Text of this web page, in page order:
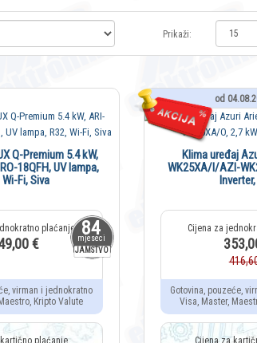
Prikaži:
84
mjeseci
JAMSTVO
Q-Premium 5.4 kW,
18QFH, UV lampa,
Wi-Fi, Siva
€
virman i jednokratno
Kripto Valute
od
Klima uređaj
WK25XA/I/AZI-
Gotovina, pouzeće,
Visa, Master,